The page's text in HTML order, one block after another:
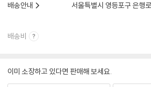
배송안내
서울특별시 영등포구 은행
배송비
이미 소장하고 있다면 판매해 보세요.